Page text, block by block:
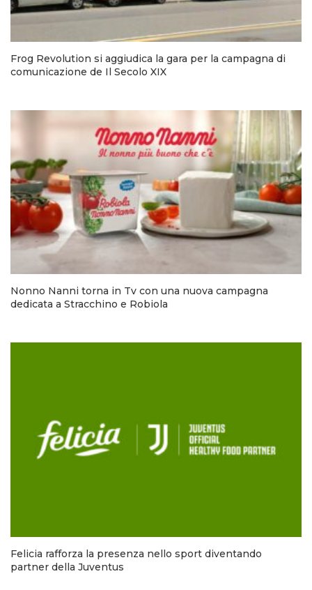
Frog Revolution si aggiudica la gara per la campagna di
comunicazione de Il Secolo XIX
Nonno Nanni torna in Tv con una nuova campagna
dedicata a Stracchino e Robiola
Felicia rafforza la presenza nello sport diventando
partner della Juventus